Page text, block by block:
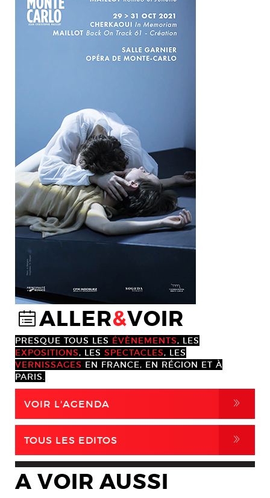
@ALLER&VOIR
PRESQUE TOUS LES ÉVÈNEMENTS, LES
EXPOSITIONS, LES SPECTACLES, LES
VERNISSAGES EN FRANCE, EN RÉGION ET À
PARIS.
VOIR L'AGENDA ,
TOUS LES EDITOS ,
A VOIR AUSSI